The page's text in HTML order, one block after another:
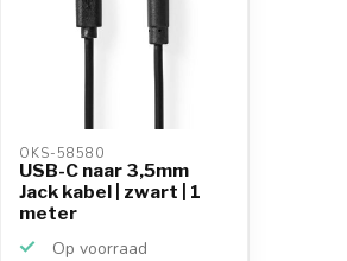
OKS-58580
USB-C naar 3,5mm
Jack kabel | zwart | 1
meter
Op voorraad